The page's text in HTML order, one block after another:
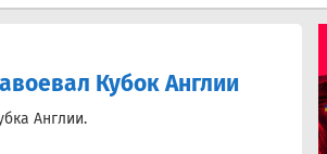
Кубок Англии
Англии.